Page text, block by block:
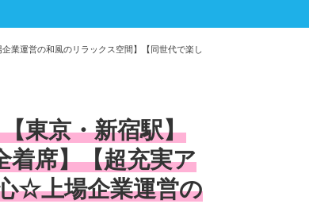
業運営の和風のリラックス空間】【同世代で楽し
東京・新宿駅】
着席】【超充実ア
☆上場企業運営の